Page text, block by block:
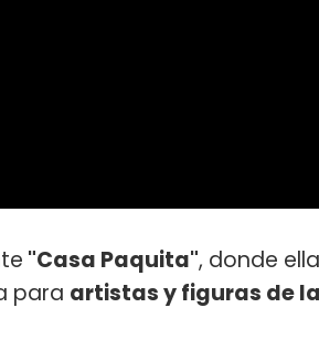
"Casa Paquita", donde ella
para artistas y figuras de la